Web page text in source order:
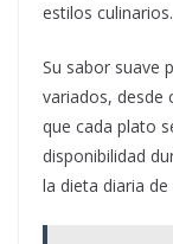
estilos culinarios.
Su sabor suave
variados, desde
que cada plato
disponibilidad
la dieta diaria